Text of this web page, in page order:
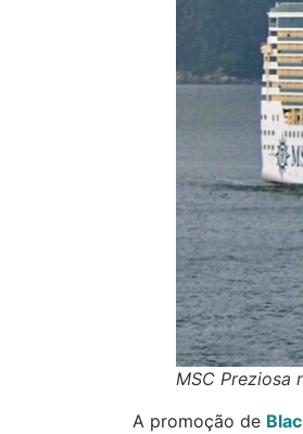
MSC Preziosa
A promoção de